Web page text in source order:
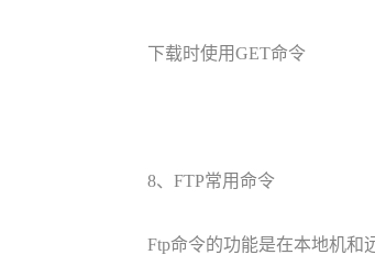
下载时使用GET命令
8、FTP常用命令
Ftp命令的功能是在本地机和